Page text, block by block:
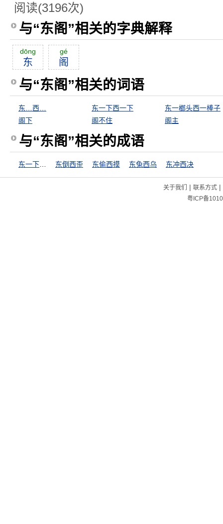
阅读(3196次)
与“东阁”相关的字典解释
dōng
东
gé
阁
与“东阁”相关的词语
东…西… 东一下西一下
东一榔头西一棒子
阁下
阁不住 阁主
与“东阁”相关的成语
东倒西歪 东偷西摸 东兔西乌 东冲西决
关于我们 | 联系方式|
粤ICP备